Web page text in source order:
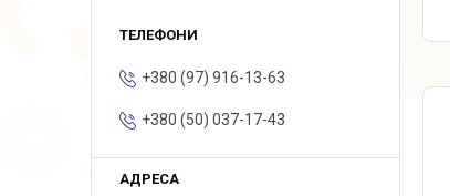
+380 (97) 916-13-63
+380 (50) 037-17-43